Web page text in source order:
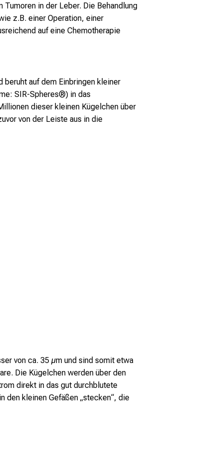
Tumoren in der Leber. Die Behandlung
z.B. einer Operation, einer
auf eine Chemotherapie
auf dem Einbringen kleiner
SIR-Spheres®) in das
dieser kleinen Kügelchen über
von der Leiste aus in die
von ca. 35 µm und sind somit etwa
Die Kügelchen werden über den
direkt in das gut durchblutete
den kleinen Gefäßen „stecken“, die